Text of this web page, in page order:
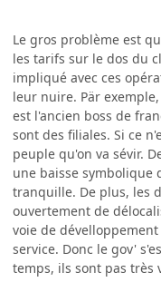
Le gros problème est
les tarifs sur le dos du
impliqué avec ces
leur nuire. Pär
est l'ancien boss de
sont des filiales. Si ce
peuple qu'on va sévir.
une baisse symbolique
tranquille. De plus, les
ouvertement de
voie de
service. Donc le gov'
temps, ils sont pas